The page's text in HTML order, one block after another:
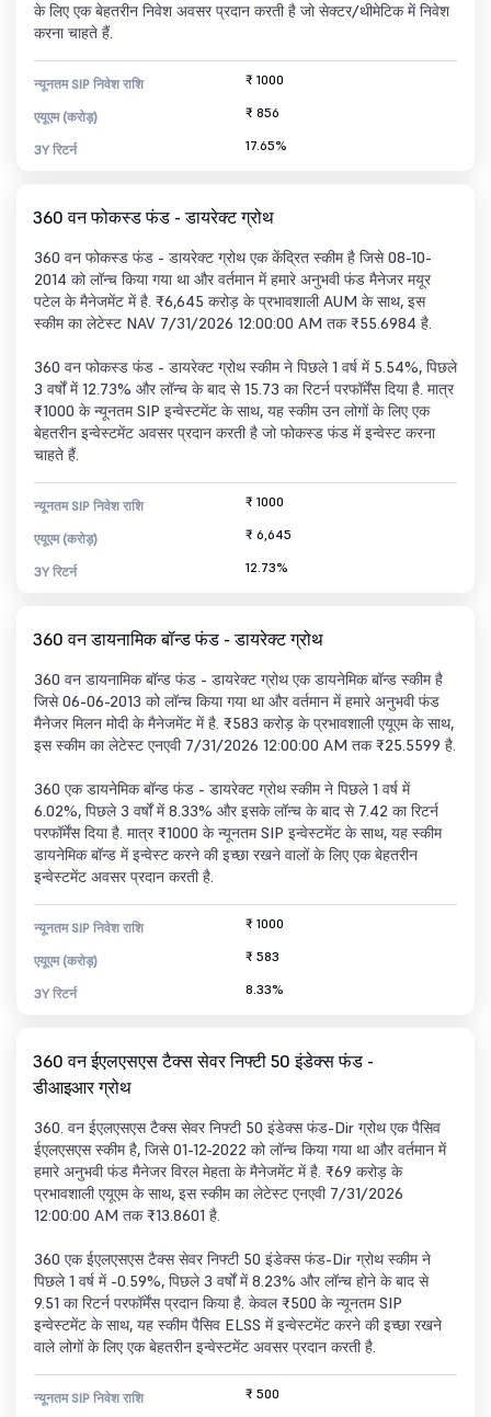
के लिए एक बेहतरीन निवेश अवसर प्रदान करती है जो सेक्टर/थीमेटिक में निवेश
करना चाहते हैं.
न्यूनतम SIP निवेश राशि ₹ 1000
एयूएम (करोड़) ₹ 856
3Y रिटर्न 17.65%
360 वन फोकस्ड फंड - डायरेक्ट ग्रोथ
360 वन फोकस्ड फंड - डायरेक्ट ग्रोथ एक केंद्रित स्कीम है जिसे 08-10-
2014 को लॉन्च किया गया था और वर्तमान में हमारे अनुभवी फंड मैनेजर मयूर
पटेल के मैनेजमेंट में है. ₹6,645 करोड़ के प्रभावशाली AUM के साथ, इस
स्कीम का लेटेस्ट NAV 7/31/2026 12:00:00 AM तक ₹55.6984 है.
360 वन फोकस्ड फंड - डायरेक्ट ग्रोथ स्कीम ने पिछले 1 वर्ष में 5.54%, पिछले
3 वर्षों में 12.73% और लॉन्च के बाद से 15.73 का रिटर्न परफॉर्मेंस दिया है. मात्र
₹1000 के न्यूनतम SIP इन्वेस्टमेंट के साथ, यह स्कीम उन लोगों के लिए एक
बेहतरीन इन्वेस्टमेंट अवसर प्रदान करती है जो फोकस्ड फंड में इन्वेस्ट करना
चाहते हैं.
न्यूनतम SIP निवेश राशि ₹ 1000
एयूएम (करोड़) ₹ 6,645
3Y रिटर्न 12.73%
360 वन डायनामिक बॉन्ड फंड - डायरेक्ट ग्रोथ
360 वन डायनामिक बॉन्ड फंड - डायरेक्ट ग्रोथ एक डायनेमिक बॉन्ड स्कीम है
जिसे 06-06-2013 को लॉन्च किया गया था और वर्तमान में हमारे अनुभवी फंड
मैनेजर मिलन मोदी के मैनेजमेंट में है. ₹583 करोड़ के प्रभावशाली एयूएम के साथ,
इस स्कीम का लेटेस्ट एनएवी 7/31/2026 12:00:00 AM तक ₹25.5599 है.
360 एक डायनेमिक बॉन्ड फंड - डायरेक्ट ग्रोथ स्कीम ने पिछले 1 वर्ष में
6.02%, पिछले 3 वर्षों में 8.33% और इसके लॉन्च के बाद से 7.42 का रिटर्न
परफॉर्मेंस दिया है. मात्र ₹1000 के न्यूनतम SIP इन्वेस्टमेंट के साथ, यह स्कीम
डायनेमिक बॉन्ड में इन्वेस्ट करने की इच्छा रखने वालों के लिए एक बेहतरीन
इन्वेस्टमेंट अवसर प्रदान करती है.
न्यूनतम SIP निवेश राशि ₹ 1000
एयूएम (करोड़) ₹ 583
3Y रिटर्न 8.33%
360 वन ईएलएसएस टैक्स सेवर निफ्टी 50 इंडेक्स फंड -
डीआइआर ग्रोथ
360. वन ईएलएसएस टैक्स सेवर निफ्टी 50 इंडेक्स फंड-Dir ग्रोथ एक पैसिव
ईएलएसएस स्कीम है, जिसे 01-12-2022 को लॉन्च किया गया था और वर्तमान में
हमारे अनुभवी फंड मैनेजर विरल मेहता के मैनेजमेंट में है. ₹69 करोड़ के
प्रभावशाली एयूएम के साथ, इस स्कीम का लेटेस्ट एनएवी 7/31/2026
12:00:00 AM तक ₹13.8601 है.
360 एक ईएलएसएस टैक्स सेवर निफ्टी 50 इंडेक्स फंड-Dir ग्रोथ स्कीम ने
पिछले 1 वर्ष में -0.59%, पिछले 3 वर्षों में 8.23% और लॉन्च होने के बाद से
9.51 का रिटर्न परफॉर्मेंस प्रदान किया है. केवल ₹500 के न्यूनतम SIP
इन्वेस्टमेंट के साथ, यह स्कीम पैसिव ELSS में इन्वेस्टमेंट करने की इच्छा रखने
वाले लोगों के लिए एक बेहतरीन इन्वेस्टमेंट अवसर प्रदान करती है.
न्यूनतम SIP निवेश राशि ₹ 500